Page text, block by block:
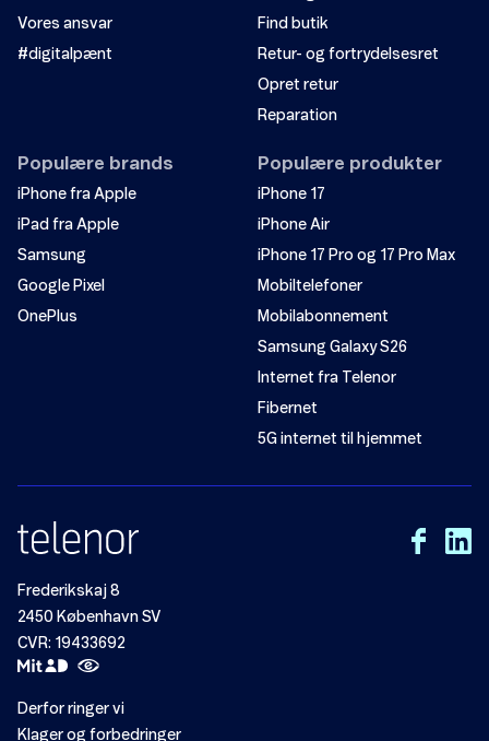
Vores ansvar
#digitalpænt
Find butik
Retur- og fortrydelsesret
Opret retur
Reparation
Populære brands
iPhone fra Apple
iPad fra Apple
Samsung
Google Pixel
OnePlus
Populære produkter
iPhone 17
iPhone Air
iPhone 17 Pro og 17 Pro Max
Mobiltelefoner
Mobilabonnement
Samsung Galaxy S26
Internet fra Telenor
Fibernet
5G internet til hjemmet
Frederikskaj 8
2450 København SV
CVR: 19433692
Derfor ringer vi
Klager og forbedringer